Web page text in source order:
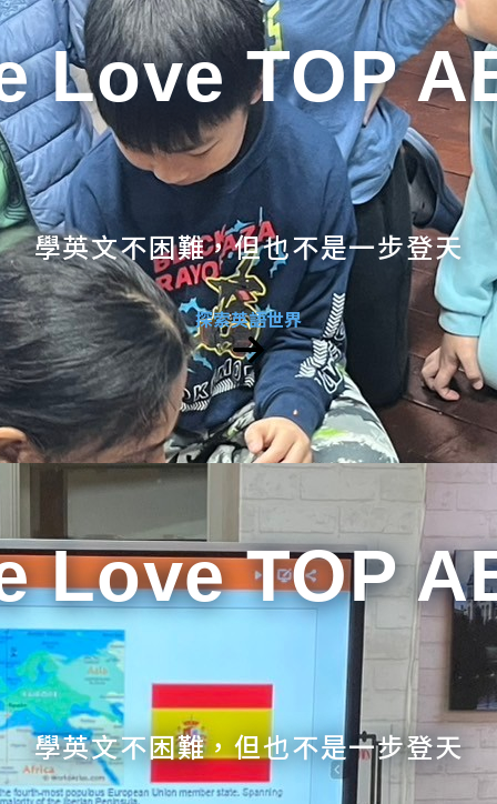
Love TOP
學英文不困難，但也不是一步登天
探索英語世界
Love TOP
學英文不困難，但也不是一步登天